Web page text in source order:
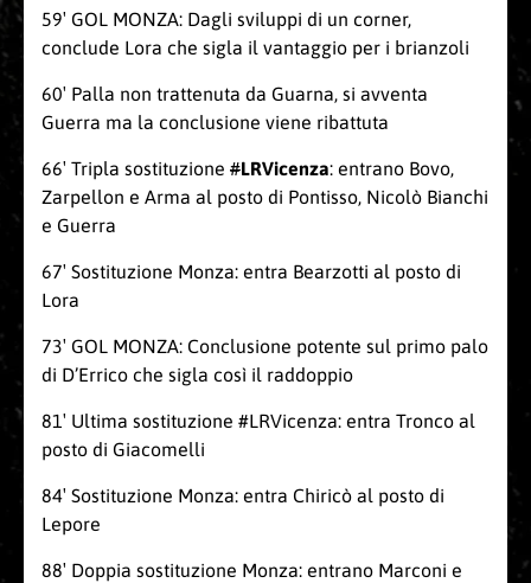
59′ GOL MONZA: Dagli sviluppi di un corner,
conclude Lora che sigla il vantaggio per i brianzoli
60′ Palla non trattenuta da Guarna, si avventa
Guerra ma la conclusione viene ribattuta
66′ Tripla sostituzione #LRVicenza: entrano Bovo,
Zarpellon e Arma al posto di Pontisso, Nicolò Bianchi
e Guerra
67′ Sostituzione Monza: entra Bearzotti al posto di
Lora
73′ GOL MONZA: Conclusione potente sul primo palo
di D’Errico che sigla così il raddoppio
81′ Ultima sostituzione #LRVicenza: entra Tronco al
posto di Giacomelli
84′ Sostituzione Monza: entra Chiricò al posto di
Lepore
88′ Doppia sostituzione Monza: entrano Marconi e